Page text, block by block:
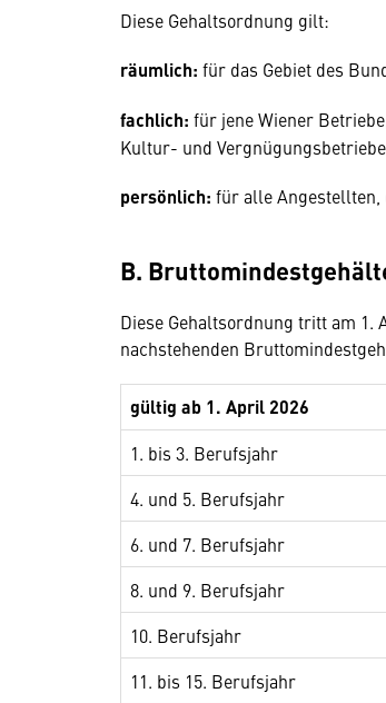
Diese Gehaltsordnung gilt:
räumlich: für das Gebiet des
fachlich: für jene Wiener
Kultur- und
persönlich: für alle Angestellten,
B.
Diese Gehaltsordnung tritt am 1.
nachstehenden
gültig ab 1. April 2026
1. bis 3. Berufsjahr
4. und 5. Berufsjahr
6. und 7. Berufsjahr
8. und 9. Berufsjahr
10. Berufsjahr
11. bis 15. Berufsjahr